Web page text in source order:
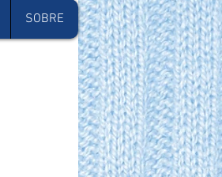
SOBRE